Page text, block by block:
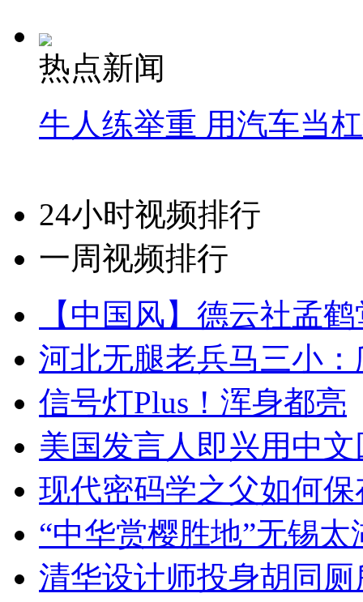
热点新闻
牛人练举重 用汽车当
24小时视频排行
一周视频排行
【中国风】德云社孟
河北无腿老兵马三小
信号灯Plus！浑身都亮
美国发言人即兴用中
现代密码学之父如何
“中华赏樱胜地”无锡
清华设计师投身胡同